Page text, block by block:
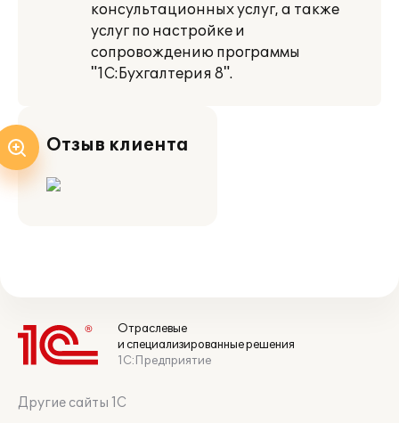
консультационных услуг, а также
услуг по настройке и
сопровождению программы
"1C:Бухгалтерия 8".
Отзыв клиента
Отраслевые
и специализированные решения
1С:Предприятие
Другие сайты 1С